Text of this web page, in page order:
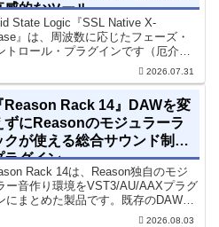
感的なツール
State Logic『SSL Native X-
』は、周波数に応じたフェーズ・
トロール・プラグインです（厄介な
の問題を修正するための直感的なツ
です）。特定の周波数で位相をシフ
2026.07.31
Reason Rack 14』DAWを変
ずにReasonのモジュラーラ
クが使える総合サウンド制作
ラグイン
Rack 14は、Reason独自のモジ
ー音作り環境をVST3/AU/AAXプラグ
にまとめた製品です。既存のDAWを
換えることなく、68種類のシンセや
2026.08.03